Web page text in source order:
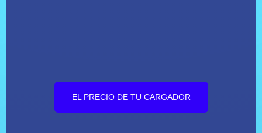
EL PRECIO DE TU CARGADOR